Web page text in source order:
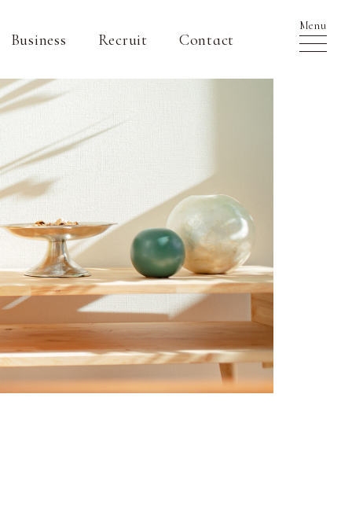
Business Recruit Contact
Menu